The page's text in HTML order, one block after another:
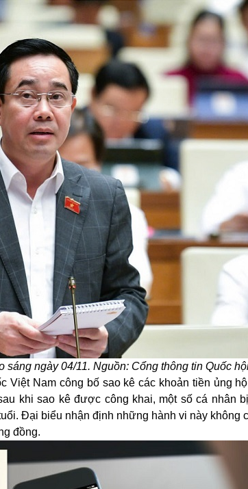
ngày 04/11. Nguồn: Cổng thông tin Quốc
Việt Nam công bố sao kê các khoản tiền ủng
khi sao kê được công khai, một số cá nhân
Đại biểu nhận định những hành vi này không
đồng.